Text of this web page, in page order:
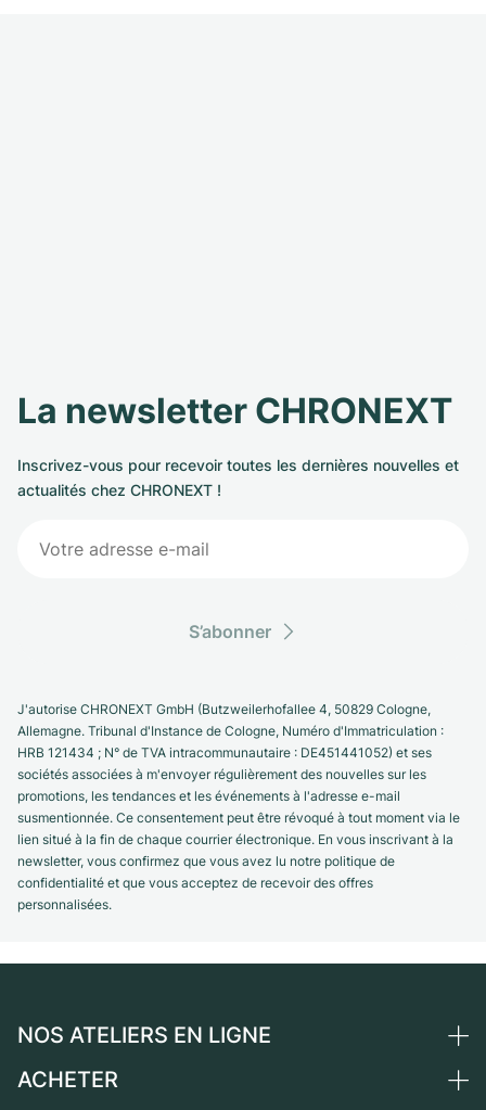
La newsletter CHRONEXT
Inscrivez-vous pour recevoir toutes les dernières nouvelles et
actualités chez CHRONEXT !
S’abonner
J'autorise CHRONEXT GmbH (Butzweilerhofallee 4, 50829 Cologne,
Allemagne. Tribunal d'Instance de Cologne, Numéro d'Immatriculation :
HRB 121434 ; N° de TVA intracommunautaire : DE451441052) et ses
sociétés associées à m'envoyer régulièrement des nouvelles sur les
promotions, les tendances et les événements à l'adresse e-mail
susmentionnée. Ce consentement peut être révoqué à tout moment via le
lien situé à la fin de chaque courrier électronique. En vous inscrivant à la
newsletter, vous confirmez que vous avez lu notre politique de
confidentialité et que vous acceptez de recevoir des offres
personnalisées.
NOS ATELIERS EN LIGNE
Allemagne
ACHETER